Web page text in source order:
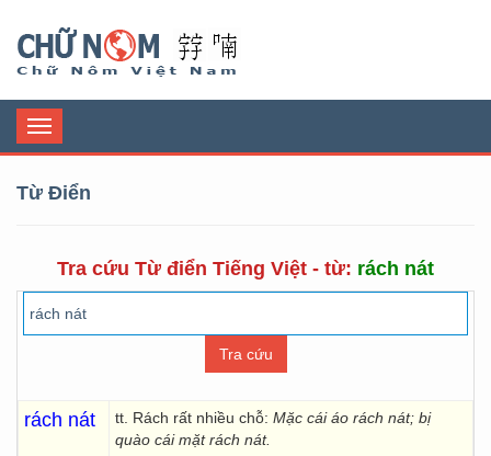
Toggle
navigation
Từ Điển
Tra cứu Từ điển Tiếng Việt - từ: rách nát
rách nát tt. Rách rất nhiều chỗ: Mặc cái áo rách nát; bị
quào cái mặt rách nát.